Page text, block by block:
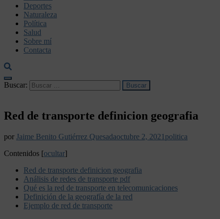
Deportes
Naturaleza
Política
Salud
Sobre mí
Contacta
Buscar:
Red de transporte definicion geografia
por Jaime Benito Gutiérrez Quesadaoctubre 2, 2021 politica
Contenidos [ocultar]
Red de transporte definicion geografia
Análisis de redes de transporte pdf
Qué es la red de transporte en telecomunicaciones
Definición de la geografía de la red
Ejemplo de red de transporte